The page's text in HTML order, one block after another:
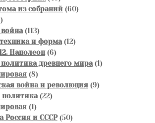
товаров
из собраний 6060
49
товаров113113
товаров
и форма 1212
Наполеон 66
товаров
древнего мира 11
88
товаров
война и революция 99
2222
11
товар
Россия и СССР 5050